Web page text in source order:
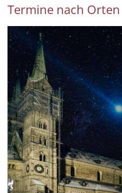
Termine nach Orten